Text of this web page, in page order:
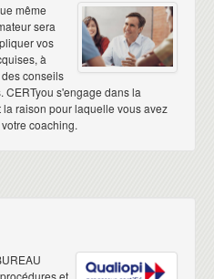
même
sera
vos
à
conseils
s'engage dans la
raison pour laquelle vous avez
coaching.
et